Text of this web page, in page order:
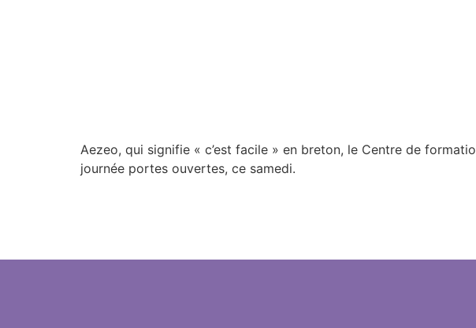
Aezeo, qui signifie « c’est facile » en breton, le Centre de
journée portes ouvertes, ce samedi.